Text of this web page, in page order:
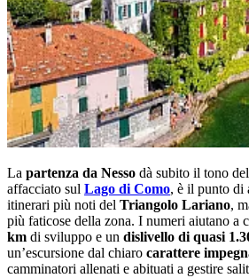
La partenza da Nesso dà subito il tono
affacciato sul Lago di Como, è il punto di
itinerari più noti del Triangolo Lariano,
più faticose della zona. I numeri aiutano a
km di sviluppo e un dislivello di quasi
un’escursione dal chiaro carattere
camminatori allenati e abituati a gestire